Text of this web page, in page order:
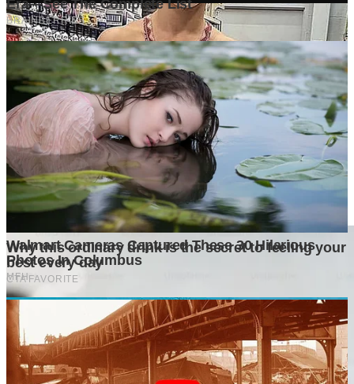
Penyuka detail yang percaya bahwa setiap tulisan punya nyawa.
Bertugas merangkai ide menjadi cerita yang mengalir, memastikan
setiap titik dan koma berada di tempat yang tepat untuk kenyamanan
membacamu
Komentar (0)
Tulis Komentar
Belum ada komentar. Jadilah yang pertama!
Baca Juga